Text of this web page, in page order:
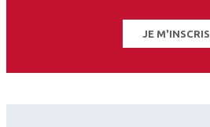
JE M'INSCRIS